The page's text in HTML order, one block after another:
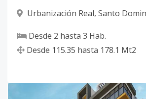
Urbanización Real, Santo
Desde 2 hasta 3 Hab.
Desde 115.35 hasta 178.1 Mt2